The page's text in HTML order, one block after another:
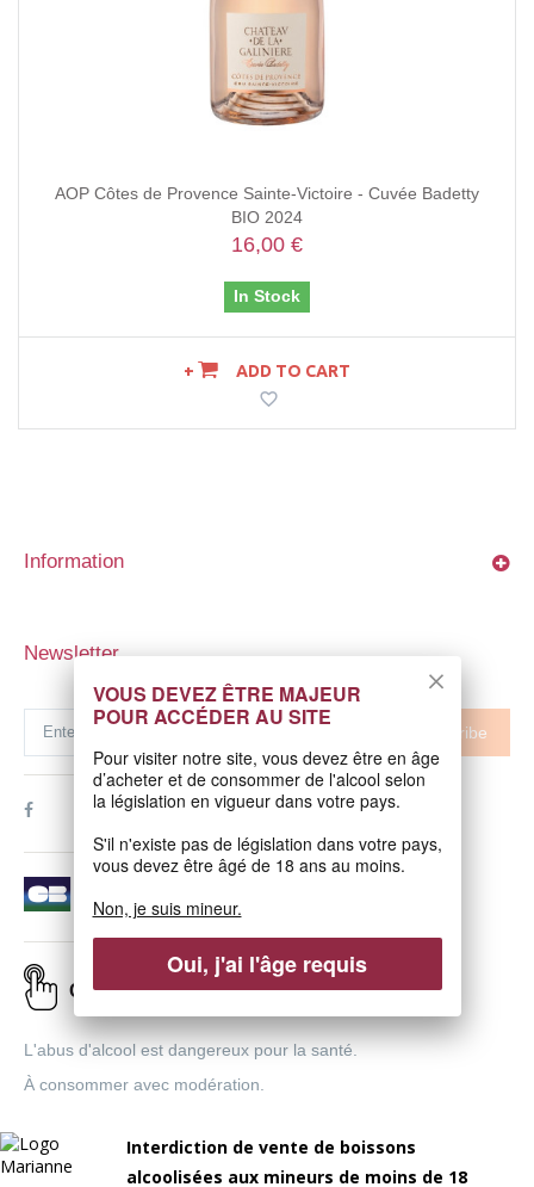
AOP Côtes de Provence Sainte-Victoire - Cuvée Badetty
BIO 2024
16,00 €
In Stock
ADD TO CART
Information
Newsletter
Subscribe
Click & Collect
L'abus d'alcool est dangereux pour la santé.
À consommer avec modération.
Interdiction de vente de boissons
alcoolisées aux mineurs de moins de 18
VOUS DEVEZ ÊTRE MAJEUR
POUR ACCÉDER AU SITE
Pour visiter notre site, vous devez être en âge
d’acheter et de consommer de l'alcool selon
la législation en vigueur dans votre pays.
S'il n'existe pas de législation dans votre pays,
vous devez être âgé de 18 ans au moins.
Non, je suis mineur.
Oui, j'ai l'âge requis